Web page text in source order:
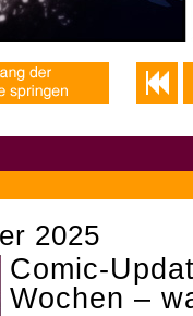
2025
Comic-
Wochen –